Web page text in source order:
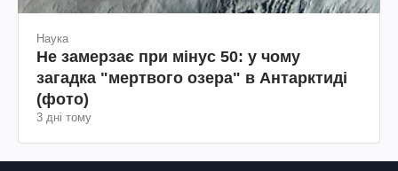
Наука
Не замерзає при мінус 50: у чому
загадка "мертвого озера" в Антарктиді
(фото)
3 дні тому